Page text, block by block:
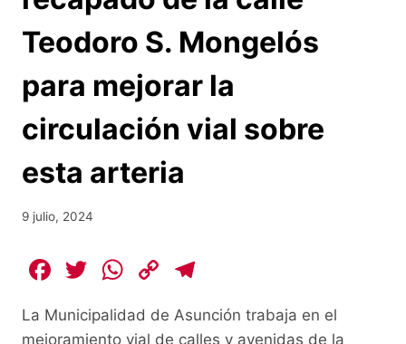
Teodoro S. Mongelós
para mejorar la
circulación vial sobre
esta arteria
9 julio, 2024
F
c
T
itt
W
at
C
p e
La Municipalidad de Asunción trabaja en el
mejoramiento vial de calles y avenidas de la